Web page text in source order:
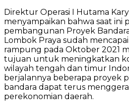
Direktur Operasi I Hutama
menyampaikan bahwa saat ini
pembangunan Proyek
Lombok Praya sudah
rampung pada Oktober 2021
tujuan untuk meningkatkan
wilayah tengah dan timur
berjalannya beberapa proyek
bandara dapat terus
perekonomian daerah.